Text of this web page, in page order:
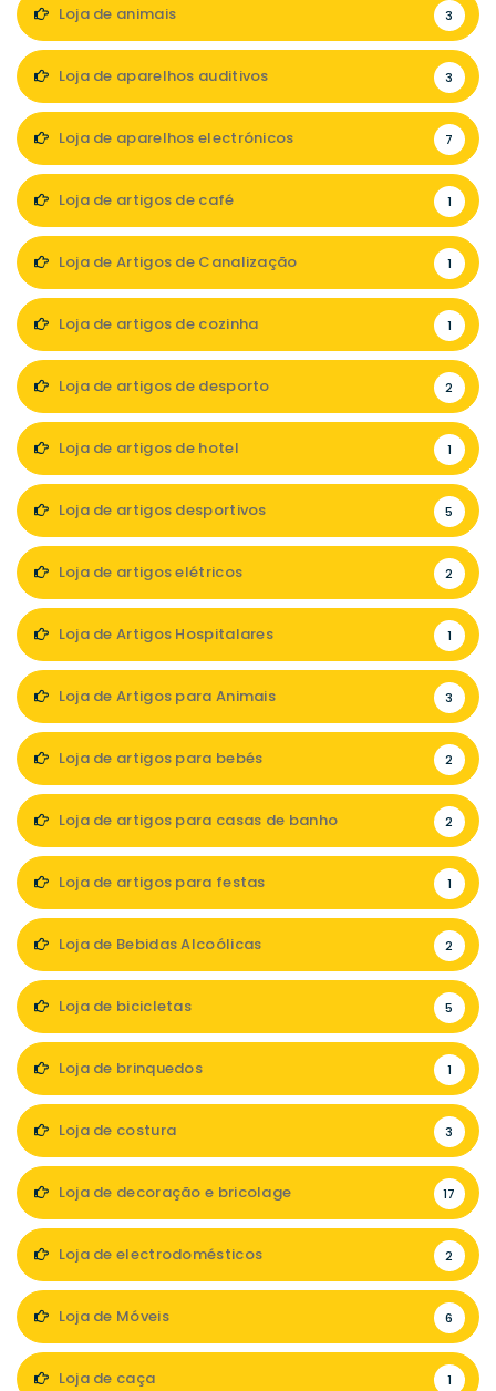
Loja de animais 3
Loja de aparelhos auditivos 3
Loja de aparelhos electrónicos 7
Loja de artigos de café 1
Loja de Artigos de Canalização 1
Loja de artigos de cozinha 1
Loja de artigos de desporto 2
Loja de artigos de hotel 1
Loja de artigos desportivos 5
Loja de artigos elétricos 2
Loja de Artigos Hospitalares 1
Loja de Artigos para Animais 3
Loja de artigos para bebés 2
Loja de artigos para casas de banho 2
Loja de artigos para festas 1
Loja de Bebidas Alcoólicas 2
Loja de bicicletas 5
Loja de brinquedos 1
Loja de costura 3
Loja de decoração e bricolage 17
Loja de electrodomésticos 2
Loja de Móveis 6
Loja de caça 1